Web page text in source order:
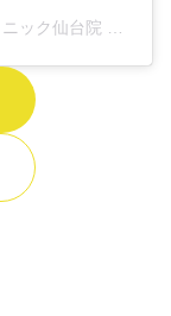
医療脱毛/ヒアルロン酸専門 レナトゥスクリニック仙台院 高橋希(@renaclisendai)がシェアした投稿